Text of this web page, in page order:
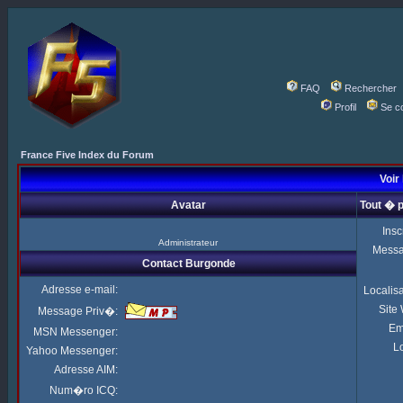
FAQ
Rechercher
Profil
Se
France Five Index du Forum
Voir
Avatar Tout �
Administrateur
Site
Contact Burgonde
Adresse e-mail:
Message Priv�:
MSN Messenger:
Yahoo Messenger:
Adresse AIM:
Num�ro ICQ: